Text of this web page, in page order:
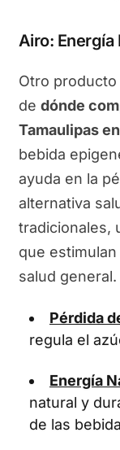
Airo: Energía
Otro
de dónde
Tamaulipas
bebida
ayuda en la
alternativa
tradicionales,
que
salud general.
Pérdida
regula el
Energía
natural y
de las